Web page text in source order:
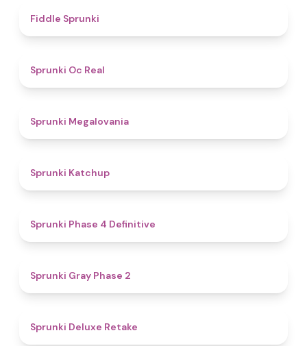
Fiddle Sprunki
Sprunki Oc Real
Sprunki Megalovania
Sprunki Katchup
Sprunki Phase 4 Definitive
Sprunki Gray Phase 2
Sprunki Deluxe Retake